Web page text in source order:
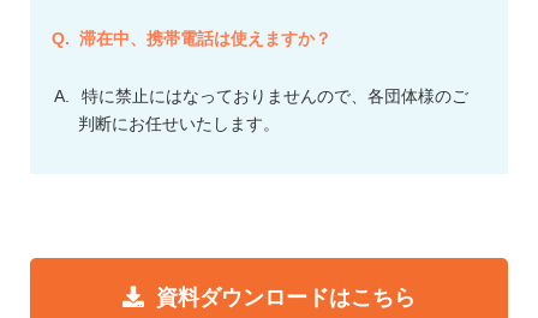
滞在中、携帯電話は使えますか？
特に禁止にはなっておりませんので、各団体様のご
判断にお任せいたします。
資料ダウンロードはこちら